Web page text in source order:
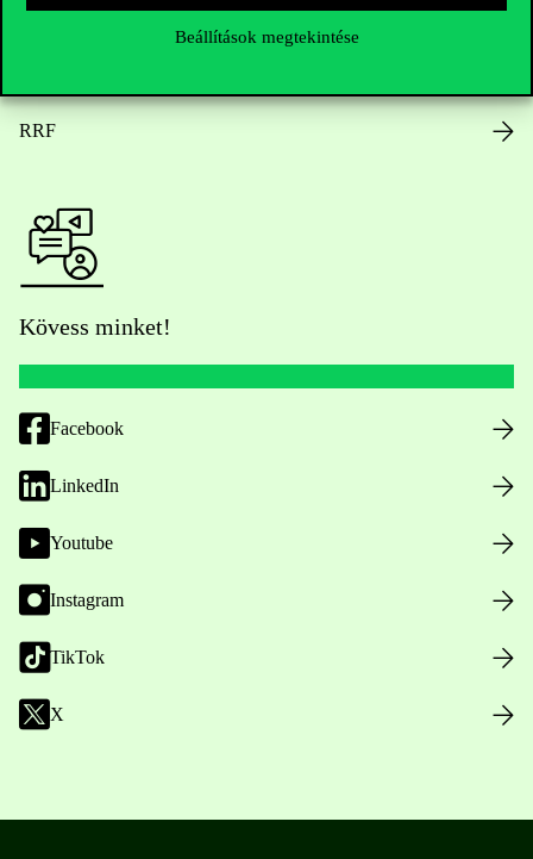
Beállítások megtekintése
Karrier
RRF
Kövess minket!
Facebook
LinkedIn
Youtube
Instagram
TikTok
X